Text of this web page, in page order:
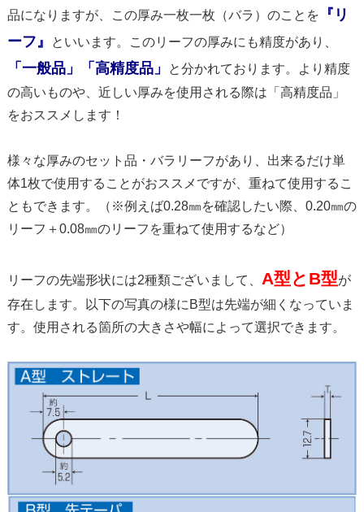
品になりますが、この厚み一枚一枚（バラ）のことを
『リ
ーフ』
といいます。このリーフの厚みにも精度があり、
「一般品」「高精度品」
と分かれております。より精度
の高いものや、近しい厚みを使用される際は「高精度品」
をおススメします！
様々な厚みのセット品・バラリーフがあり、出来るだけ単
体1枚で使用することがおススメですが、重ねて使用するこ
ともできます。（※例えば0.28㎜を確認したい際、0.20㎜の
リーフ＋0.08㎜のリーフを重ねて使用するなど）
リーフの先端形状には2種類ございまして、 A型とB型が
存在します。以下の写真の様にB型は先端が細くなっていま
す。使用される箇所の大きさや幅によって選択できます。